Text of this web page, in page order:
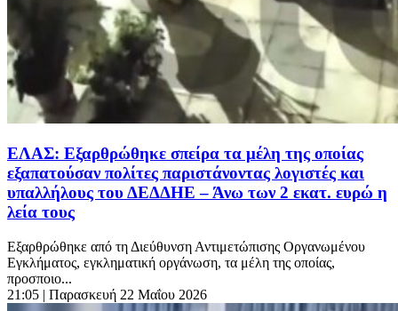
ΕΛΑΣ: Εξαρθρώθηκε σπείρα τα μέλη της οποίας
εξαπατούσαν πολίτες παριστάνοντας λογιστές και
υπαλλήλους του ΔΕΔΔΗΕ – Άνω των 2 εκατ. ευρώ η
λεία τους
Εξαρθρώθηκε από τη Διεύθυνση Αντιμετώπισης Οργανωμένου
Εγκλήματος, εγκληματική οργάνωση, τα μέλη της οποίας,
προσποιο...
21:05 | Παρασκευή 22 Μαΐου 2026